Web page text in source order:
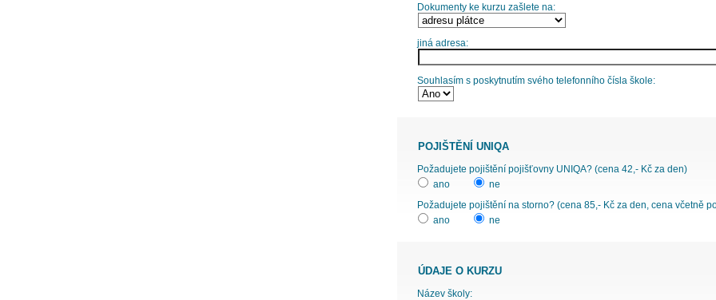
Dokumenty ke kurzu zašlete na:
jiná adresa:
Souhlasím s poskytnutím svého telefonního čísla škole:
POJIŠTĚNÍ UNIQA
Požadujete pojištění pojišťovny UNIQA? (cena 42,- Kč za den)
ano
ne
Požadujete pojištění na storno? (cena 85,- Kč za den, cena včetně
ano
ne
ÚDAJE O KURZU
Název školy: